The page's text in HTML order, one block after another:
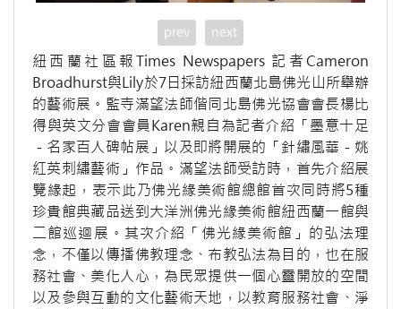
prev next
紐西蘭社區報Times Newspapers 記者Cameron
Broadhurst與Lily於7日採訪紐西蘭北島佛光山所舉辦
的藝術展。監寺滿望法師偕同北島佛光協會會長楊比
得與英文分會會員Karen親自為記者介紹「墨意十足
－名家百人碑帖展」以及即將開展的「針繡風華－姚
紅英刺繡藝術」作品。滿望法師受訪時，首先介紹展
覽緣起，表示此乃佛光緣美術館總館首次同時將5種
珍貴館典藏品送到大洋洲佛光緣美術館紐西蘭一館與
二館巡迴展。其次介紹「佛光緣美術館」的弘法理
念，不僅以傳播佛教理念、布教弘法為目的，也在服
務社會、美化人心，為民眾提供一個心靈開放的空間
以及參與互動的文化藝術天地，以教育服務社會、淨